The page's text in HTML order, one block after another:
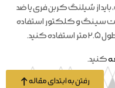
بیش از ۱۰۰۰ ولت است، باید از شیلنگ کربن فری یا ضد
بین هست سینگ و کلکتور استفاده
کنید.
رفتن به ابتدای مقاله